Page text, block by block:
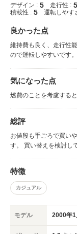
デザイン : 5 走行性 : 5
積載性 : 5 運転しやす
良かった点
維持費も良く、走行性
ので運転しやすいです。
気になった点
燃費のことを考慮する
総評
お値段も手ごろで買い
す。 買い替えを検討し
特徴
カジュアル
モデル 2000年1